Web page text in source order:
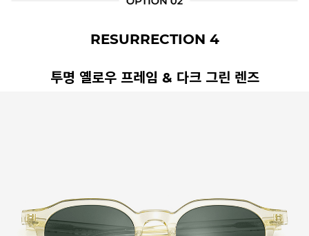
RESURRECTION 4
투명 옐로우 프레임 & 다크 그린 렌즈